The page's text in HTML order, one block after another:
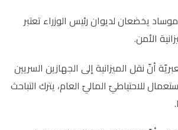
يخضعان لديوان رئيس الوزراء تعتبر
الأمن.
أنّ نقل الميزانية إلى الجهازين السريين
للاحتياطيّ الماليّ العام، يترك التباحث